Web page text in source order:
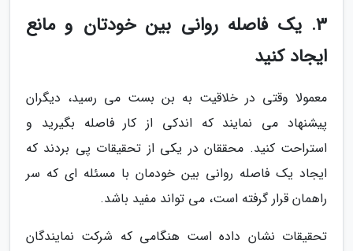
3. یک فاصله روانی بین خودتان و مانع
ایجاد کنید
معمولا وقتی در خلاقیت به بن بست می رسید، دیگران
پیشنهاد می نمایند که اندکی از کار فاصله بگیرید و
استراحت کنید. محققان در یکی از تحقیقات پی بردند که
ایجاد یک فاصله روانی بین خودمان با مسئله ای که سر
راهمان قرار گرفته است، می تواند مفید باشد.
تحقیقات نشان داده است هنگامی که شرکت نمایندگان